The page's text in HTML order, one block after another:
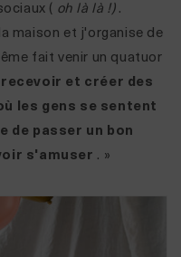
( oh là là !).
maison et j'organise de
fait venir un quatuor
et créer des
les gens se sentent
de passer un bon
s'amuser . »